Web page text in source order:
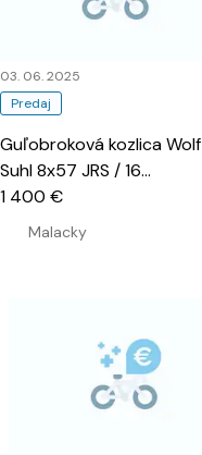
Predaj
03. 06. 2025
Guľobroková kozlica Wolf
Suhl 8x57 JRS / 16…
Malacky
1 400 €